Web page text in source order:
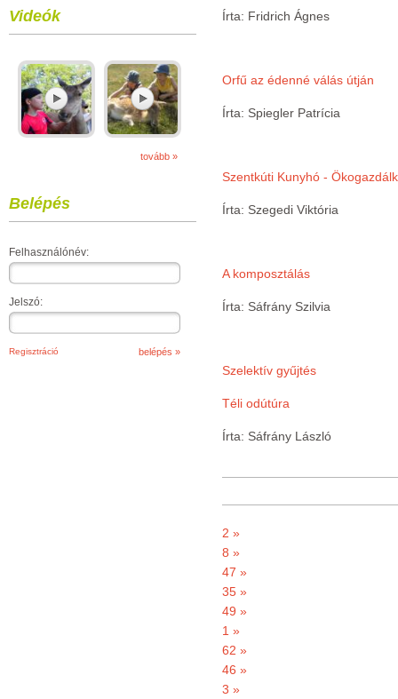
Videók
tovább »
Belépés
Felhasználónév:
Jelszó:
Regisztráció
Írta: Fridrich Ágnes
Orfű az édenné válás útján
Írta: Spiegler Patrícia
Szentkúti Kunyhó -
Írta: Szegedi Viktória
A komposztálás
Írta: Sáfrány Szilvia
Szelektív gyűjtés
Téli odútúra
Írta: Sáfrány László
2 »
8 »
47 »
35 »
49 »
1 »
62 »
46 »
3 »